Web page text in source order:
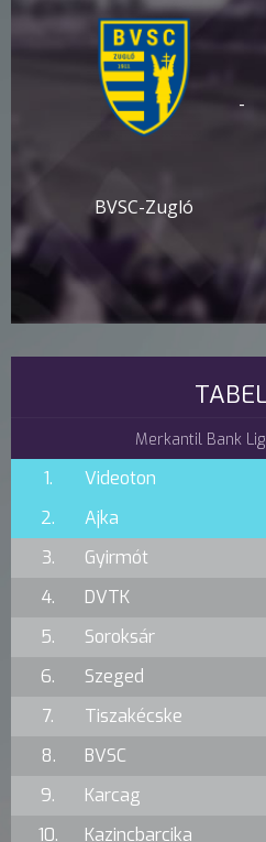
BVSC-Zugló
-
Merkantil Bank
1. Videoton
2.
Ajka
3.
Gyirmót
4.
DVTK
5.
Soroksár
6.
Szeged
7.
Tiszakécske
8.
BVSC
9.
Karcag
10.
Kazincbarcika